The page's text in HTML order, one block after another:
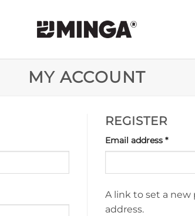
MY ACCOUNT
REGISTER
Email address *
A link to set a new
address.